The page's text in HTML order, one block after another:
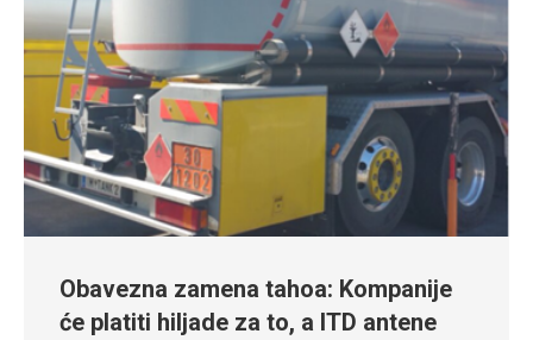
Obavezna zamena tahoa: Kompanije
će platiti hiljade za to, a ITD antene